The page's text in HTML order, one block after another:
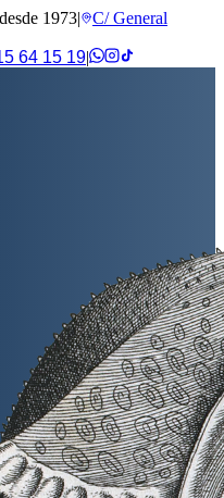
1973|
C/ General
64 15 19|